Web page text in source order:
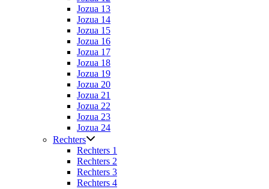
Jozua 13
Jozua 14
Jozua 15
Jozua 16
Jozua 17
Jozua 18
Jozua 19
Jozua 20
Jozua 21
Jozua 22
Jozua 23
Jozua 24
Rechters
Rechters 1
Rechters 2
Rechters 3
Rechters 4